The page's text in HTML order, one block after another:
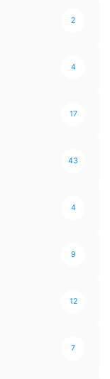
2
4
17
43
4
9
12
7